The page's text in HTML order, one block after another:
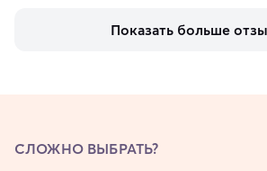
Показать больше
СЛОЖНО ВЫБРАТЬ?